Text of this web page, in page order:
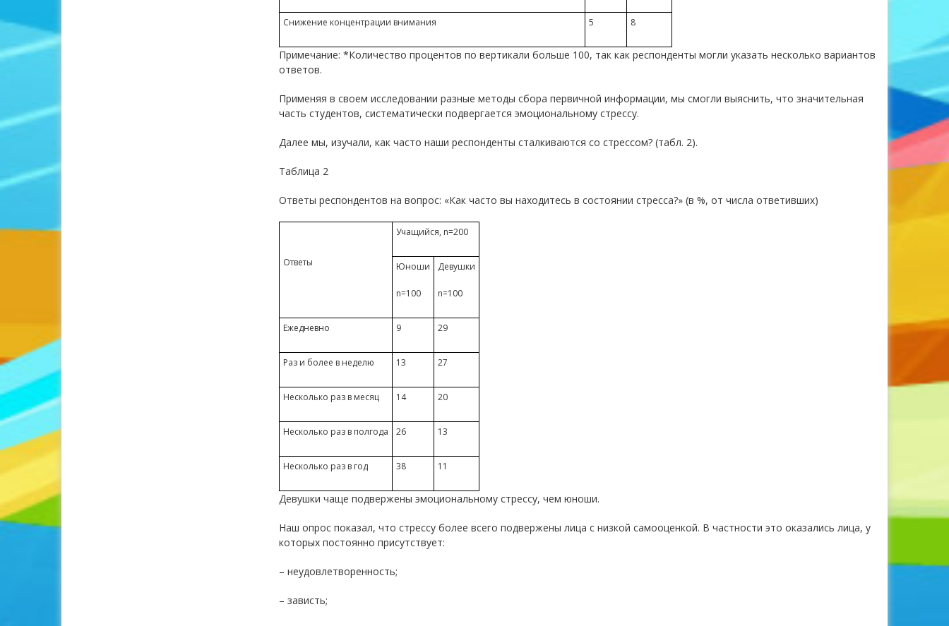
Снижение концентрации внимания 5 8
Примечание: *Количество процентов по вертикали больше 100, так как респонденты могли указать несколько вариантов
ответов.
Применяя в своем исследовании разные методы сбора первичной информации, мы смогли выяснить, что значительная
часть студентов, систематически подвергается эмоциональному стрессу.
Далее мы, изучали, как часто наши респонденты сталкиваются со стрессом? (табл. 2).
Таблица 2
Ответы респондентов на вопрос: «Как часто вы находитесь в состоянии стресса?» (в %, от числа ответивших)
Ответы
Учащийся, n=200
Юноши
n=100
Девушки
n=100
Ежедневно 9 29
Раз и более в неделю 13 27
Несколько раз в месяц 14 20
Несколько раз в полгода 26 13
Несколько раз в год 38 11
Девушки чаще подвержены эмоциональному стрессу, чем юноши.
Наш опрос показал, что стрессу более всего подвержены лица с низкой самооценкой. В частности это оказались лица, у
которых постоянно присутствует:
– неудовлетворенность;
– зависть;